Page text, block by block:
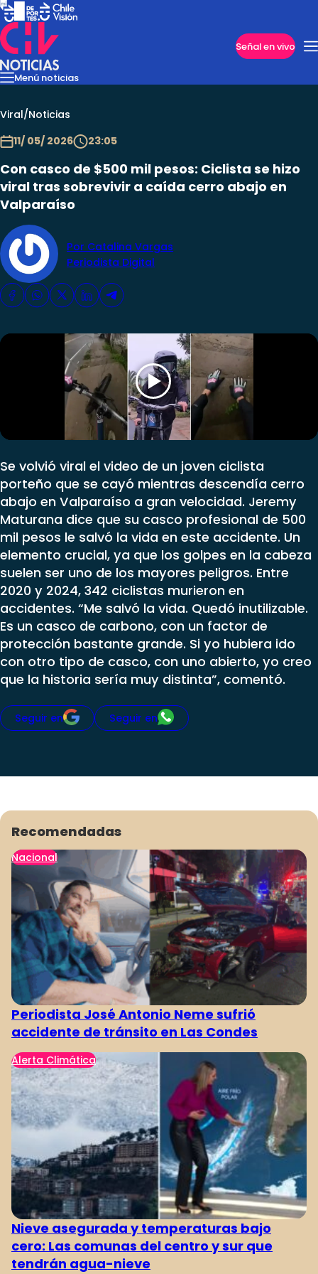
Señal en vivo
Menú noticias
InternacionalReportajesCazanoticiasEconomíaCasos
Viral/Noticias
11/ 05/ 2026
23:05
Con casco de $500 mil pesos: Ciclista se hizo
viral tras sobrevivir a caída cerro abajo en
Valparaíso
Por Catalina Vargas
Periodista Digital
Se volvió viral el video de un joven ciclista
porteño que se cayó mientras descendía cerro
abajo en Valparaíso a gran velocidad. Jeremy
Maturana dice que su casco profesional de 500
mil pesos le salvó la vida en este accidente. Un
elemento crucial, ya que los golpes en la cabeza
suelen ser uno de los mayores peligros. Entre
2020 y 2024, 342 ciclistas murieron en
accidentes. “Me salvó la vida. Quedó inutilizable.
Es un casco de carbono, con un factor de
protección bastante grande. Si yo hubiera ido
con otro tipo de casco, con uno abierto, yo creo
que la historia sería muy distinta”, comentó.
Seguir en Seguir en
Recomendadas
Nacional
Periodista José Antonio Neme sufrió
accidente de tránsito en Las Condes
Alerta Climática
Nieve asegurada y temperaturas bajo
cero: Las comunas del centro y sur que
tendrán agua-nieve
Imperdibles
Programas
Contigo en Directo
Plan Perfecto
El Tiempo
Sabingo
Todos Los Programas